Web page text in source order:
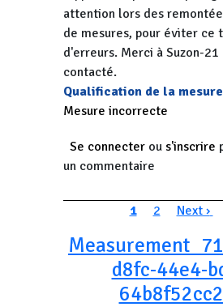
attention lors des
de mesures, pour éviter ce
d'erreurs. Merci à Suzon-21
contacté.
Qualification de la mesure
Mesure incorrecte
Se connecter ou s'inscrire
un commentaire
PaginationPage courante
1 Page
2 Page
Next ›
d8fc-44e4-